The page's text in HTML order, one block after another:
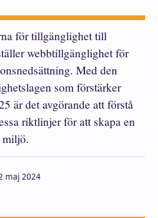
för tillgänglighet till
webbtillgänglighet för
Med den
som förstärker
är det avgörande att förstå
riktlinjer för att skapa en
miljö.
maj 2024